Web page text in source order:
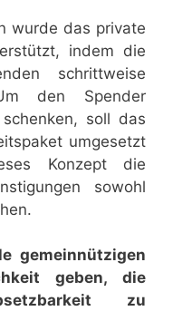
wurde das private
indem die
schrittweise
den Spender
soll das
umgesetzt
Konzept die
sowohl
gemeinnützigen
geben, die
zu